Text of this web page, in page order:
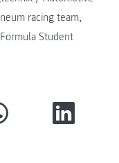
racing team,
Formula Student